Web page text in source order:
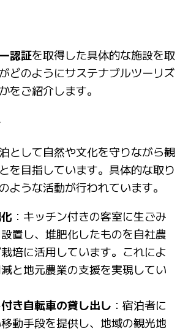
認証を取得した具体的な施設を取
どのようにサステナブルツーリズ
をご紹介します。
として自然や文化を守りながら観
を目指しています。具体的な取り
ような活動が行われています。
：キッチン付きの客室に生ごみ
置し、堆肥化したものを自社農
培に活用しています。これによ
と地元農業の支援を実現してい
き自転車の貸し出し ：宿泊者に
動手段を提供し、地域の観光地